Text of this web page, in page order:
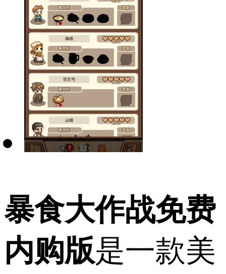
暴食大作战免费
内购版是一款美